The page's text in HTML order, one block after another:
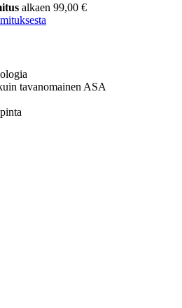
alkaen 99,00 €
tavanomainen ASA